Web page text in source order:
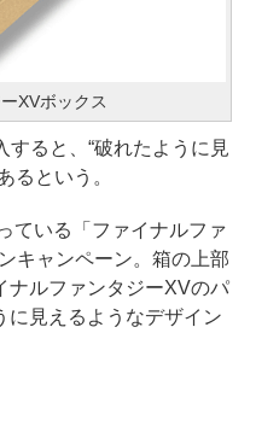
XVボックス
ると、“破れたように見
るという。
ている「ファイナルファ
キャンペーン。箱の上部
ナルファンタジーXVのパ
に見えるようなデザイン